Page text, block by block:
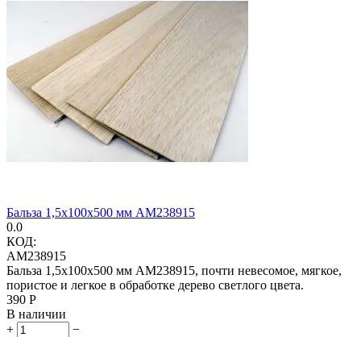
Бальза 1,5х100х500 мм AM238915
0.0
КОД:
AM238915
Бальза 1,5х100х500 мм AM238915, почти невесомое, мягкое,
пористое и легкое в обработке дерево светлого цвета.
‍390‍ Р
В наличии
+
−